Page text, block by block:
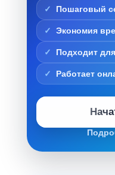
Пошаговый
Экономия
Подходит
Работает